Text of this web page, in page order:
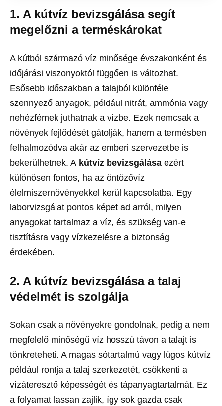
1. A kútvíz bevizsgálása segít
megelőzni a terméskárokat
A kútból származó víz minősége évszakonként és
időjárási viszonyoktól függően is változhat.
Esősebb időszakban a talajból különféle
szennyező anyagok, például nitrát, ammónia vagy
nehézfémek juthatnak a vízbe. Ezek nemcsak a
növények fejlődését gátolják, hanem a termésben
felhalmozódva akár az emberi szervezetbe is
bekerülhetnek. A kútvíz bevizsgálása ezért
különösen fontos, ha az öntözővíz
élelmiszernövényekkel kerül kapcsolatba. Egy
laborvizsgálat pontos képet ad arról, milyen
anyagokat tartalmaz a víz, és szükség van-e
tisztításra vagy vízkezelésre a biztonság
érdekében.
2. A kútvíz bevizsgálása a talaj
védelmét is szolgálja
Sokan csak a növényekre gondolnak, pedig a nem
megfelelő minőségű víz hosszú távon a talajt is
tönkreteheti. A magas sótartalmú vagy lúgos kútvíz
például rontja a talaj szerkezetét, csökkenti a
vízáteresztő képességét és tápanyagtartalmát. Ez
a folyamat lassan zajlik, így sok gazda csak